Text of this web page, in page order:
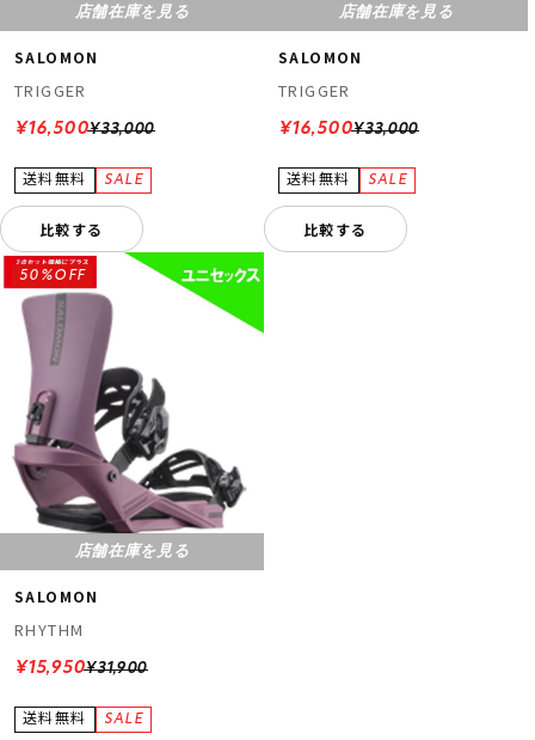
店舗在庫を見る
SALOMON
TRIGGER
¥33,000
¥16,500
比較する
店舗在庫を見る
SALOMON
TRIGGER
¥33,000
¥16,500
比較する
店舗在庫を見る
SALOMON
RHYTHM
¥31,900
50%OFF
¥15,950